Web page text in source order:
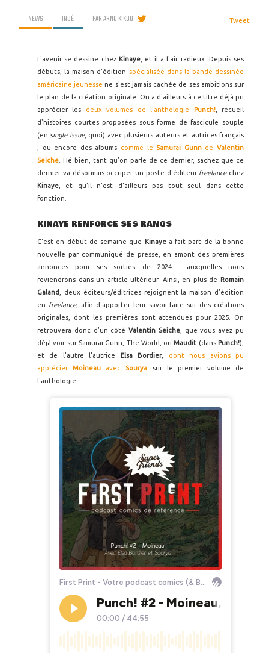
NEWS INDÉ PARARNO KIKOO Tweet
L'avenir se dessine chez Kinaye, et il a l'air radieux. Depuis ses
débuts, la maison d'édition spécialisée dans la bande dessinée
américaine jeunesse ne s'est jamais cachée de ses ambitions sur
le plan de la création originale. On a d'ailleurs à ce titre déjà pu
apprécier les deux volumes de l'anthologie Punch!, recueil
d'histoires courtes proposées sous forme de fascicule souple
(en single issue, quoi) avec plusieurs auteurs et autrices français
; ou encore des albums comme le Samurai Gunn deValentin
Seiche . Hé bien, tant qu'on parle de ce dernier, sachez que ce
dernier va désormais occuper un poste d'éditeur freelance chez
Kinaye , et qu'il n'est d'ailleurs pas tout seul dans cette
fonction.
KINAYE RENFORCE SES RANGS
C'est en début de semaine que Kinaye a fait part de la bonne
nouvelle par communiqué de presse, en amont des premières
annonces pour ses sorties de 2024 - auxquelles nous
reviendrons dans un article ultérieur. Ainsi, en plus de
Romain
Galand
, deux éditeurs/éditrices rejoignent la maison d'édition
en freelance, afin d'apporter leur savoir-faire sur des créations
originales, dont les premières sont attendues pour 2025. On
retrouvera donc d'un côtéValentin Seiche, que vous avez pu
déjà voir sur Samurai Gunn, The World, ouMaudit (dans Punch!),
et de l'autre l'autrice
Elsa Bordier,
dont nous avions pu
apprécierMoineau avec Sourya
sur le premier volume de
l'anthologie.